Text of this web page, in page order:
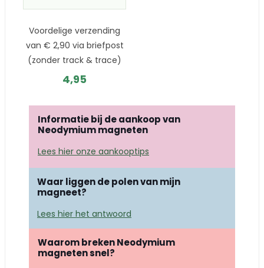
Voordelige verzending
van € 2,90 via briefpost
(zonder track & trace)
4,95
Informatie bij de aankoop van
Neodymium magneten
Lees hier onze aankooptips
Waar liggen de polen van mijn
magneet?
Lees hier het antwoord
Waarom breken Neodymium
magneten snel?